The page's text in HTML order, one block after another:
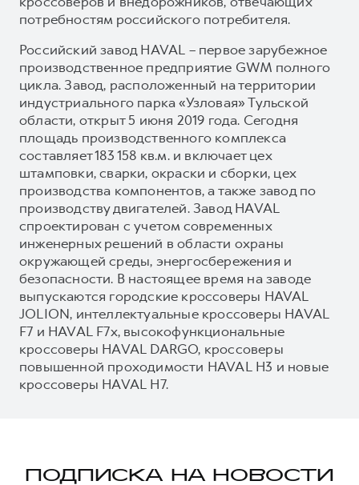
потребностям российского потребителя.
Российский завод HAVAL – первое зарубежное
производственное предприятие GWM полного
цикла. Завод, расположенный на территории
индустриального парка «Узловая» Тульской
области, открыт 5 июня 2019 года. Сегодня
площадь производственного комплекса
составляет 183 158 кв.м. и включает цех
штамповки, сварки, окраски и сборки, цех
производства компонентов, а также завод по
производству двигателей. Завод HAVAL
спроектирован с учетом современных
инженерных решений в области охраны
окружающей среды, энергосбережения и
безопасности. В настоящее время на заводе
выпускаются городские кроссоверы HAVAL
JOLION, интеллектуальные кроссоверы HAVAL
F7 и HAVAL F7x, высокофункциональные
кроссоверы HAVAL DARGO, кроссоверы
повышенной проходимости HAVAL H3 и новые
кроссоверы HAVAL H7.
ПОДПИСКА НА НОВОСТИ